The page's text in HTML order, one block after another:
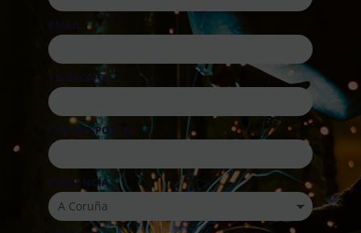
EMAIL
TELÉFONO
CÓDIGO POSTAL
PROVINCIA